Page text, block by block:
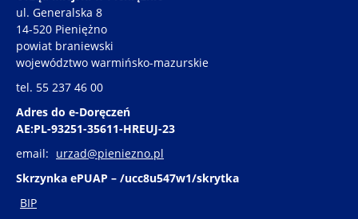
ul. Generalska 8
14-520 Pieniężno
powiat braniewski
województwo warmińsko-mazurskie
tel. 55 237 46 00
Adres do e-Doręczeń
AE:PL-93251-35611-HREUJ-23
email: urzad@pieniezno.pl
Skrzynka ePUAP – /ucc8u547w1/skrytka
BIP